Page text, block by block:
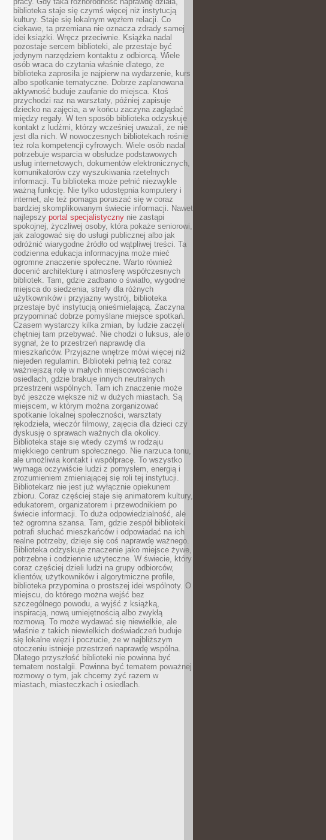
biblioteka staje się czymś więcej niż instytucją
kultury. Staje się lokalnym węzłem relacji. Co
ciekawe, ta przemiana nie oznacza zdrady samej
idei książki. Wręcz przeciwnie. Książka nadal
pozostaje sercem biblioteki, ale przestaje być
jedynym narzędziem kontaktu z odbiorcą. Wiele
osób wraca do czytania właśnie dlatego, że
biblioteka zaprosiła je najpierw na wydarzenie, kurs
albo spotkanie tematyczne. Dobrze zaplanowana
aktywność buduje zaufanie do miejsca. Ktoś
przychodzi raz na warsztaty, później zapisuje
dziecko na zajęcia, a w końcu zaczyna zaglądać
między regały. W ten sposób biblioteka odzyskuje
kontakt z ludźmi, którzy wcześniej uważali, że nie
jest dla nich. W nowoczesnych bibliotekach rośnie
też rola kompetencji cyfrowych. Wiele osób nadal
potrzebuje wsparcia w obsłudze podstawowych
usług internetowych, dokumentów elektronicznych,
komunikatorów czy wyszukiwania rzetelnych
informacji. Tu biblioteka może pełnić niezwykle
ważną funkcję. Nie tylko udostępnia komputery i
internet, ale też pomaga poruszać się w coraz
bardziej skomplikowanym świecie informacji. Nawet
najlepszy portal specjalistyczny nie zastąpi
spokojnej, życzliwej osoby, która pokaże seniorowi,
jak zalogować się do usługi publicznej albo jak
odróżnić wiarygodne źródło od wątpliwej treści. Ta
codzienna edukacja informacyjna może mieć
ogromne znaczenie społeczne. Warto również
docenić architekturę i atmosferę współczesnych
bibliotek. Tam, gdzie zadbano o światło, wygodne
miejsca do siedzenia, strefy dla różnych
użytkowników i przyjazny wystrój, biblioteka
przestaje być instytucją onieśmielającą. Zaczyna
przypominać dobrze pomyślane miejsce spotkań.
Czasem wystarczy kilka zmian, by ludzie zaczęli
chętniej tam przebywać. Nie chodzi o luksus, ale o
sygnał, że to przestrzeń naprawdę dla
mieszkańców. Przyjazne wnętrze mówi więcej niż
niejeden regulamin. Biblioteki pełnią też coraz
ważniejszą rolę w małych miejscowościach i
osiedlach, gdzie brakuje innych neutralnych
przestrzeni wspólnych. Tam ich znaczenie może
być jeszcze większe niż w dużych miastach. Są
miejscem, w którym można zorganizować
spotkanie lokalnej społeczności, warsztaty
rękodzieła, wieczór filmowy, zajęcia dla dzieci czy
dyskusję o sprawach ważnych dla okolicy.
Biblioteka staje się wtedy czymś w rodzaju
miękkiego centrum społecznego. Nie narzuca tonu,
ale umożliwia kontakt i współpracę. To wszystko
wymaga oczywiście ludzi z pomysłem, energią i
zrozumieniem zmieniającej się roli tej instytucji.
Bibliotekarz nie jest już wyłącznie opiekunem
zbioru. Coraz częściej staje się animatorem kultury,
edukatorem, organizatorem i przewodnikiem po
świecie informacji. To duża odpowiedzialność, ale
też ogromna szansa. Tam, gdzie zespół biblioteki
potrafi słuchać mieszkańców i odpowiadać na ich
realne potrzeby, dzieje się coś naprawdę ważnego.
Biblioteka odzyskuje znaczenie jako miejsce żywe,
potrzebne i codziennie użyteczne. W świecie, który
coraz częściej dzieli ludzi na grupy odbiorców,
klientów, użytkowników i algorytmiczne profile,
biblioteka przypomina o prostszej idei wspólnoty. O
miejscu, do którego można wejść bez
szczególnego powodu, a wyjść z książką,
inspiracją, nową umiejętnością albo zwykłą
rozmową. To może wydawać się niewielkie, ale
właśnie z takich niewielkich doświadczeń buduje
się lokalne więzi i poczucie, że w najbliższym
otoczeniu istnieje przestrzeń naprawdę wspólna.
Dlatego przyszłość biblioteki nie powinna być
tematem nostalgii. Powinna być tematem poważnej
rozmowy o tym, jak chcemy żyć razem w
miastach, miasteczkach i osiedlach.